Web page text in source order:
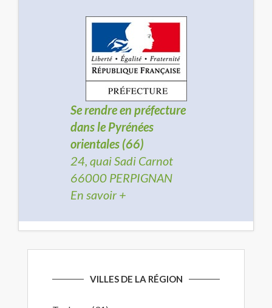
Se rendre en préfecture
dans le Pyrénées
orientales (66)
24, quai Sadi Carnot
66000 PERPIGNAN
En savoir +
VILLES DE LA RÉGION